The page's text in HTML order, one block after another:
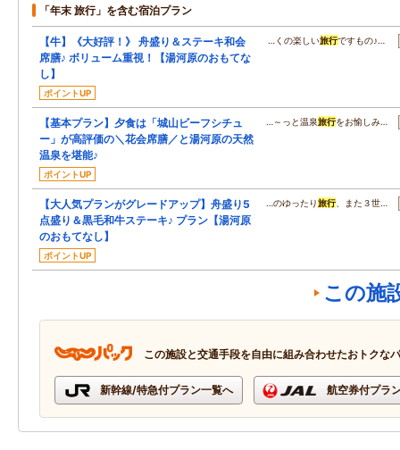
「年末 旅行」を含む宿泊プラン
【牛】《大好評！》 舟盛り＆ステーキ和会
席膳♪ ボリューム重視！【湯河原のおもてな
し】
ポイントUP
…くの楽しい旅行ですもの♪…
【基本プラン】夕食は「城山ビーフシチュ
ー」が高評価の＼花会席膳／と湯河原の天然
温泉を堪能♪
ポイントUP
…～っと温泉旅行をお愉しみ…
【大人気プランがグレードアップ】舟盛り5
点盛り＆黒毛和牛ステーキ♪ プラン【湯河原
のおもてなし】
ポイントUP
…のゆったり旅行、また３世…
この施
この施設と交通手段を自由に組み合わせたおトクな
新幹線/特急付プラン一覧へ 航空券付プラ